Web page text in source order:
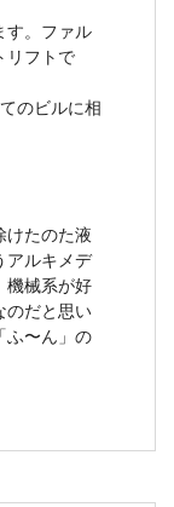
す。ファル
リフトで
のビルに相
けたのた液
アルキメデ
機械系が好
のだと思い
ふ〜ん」の